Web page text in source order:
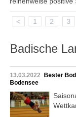
< 1 2 3
Badische
13.03.2022
Bester
Bodensee